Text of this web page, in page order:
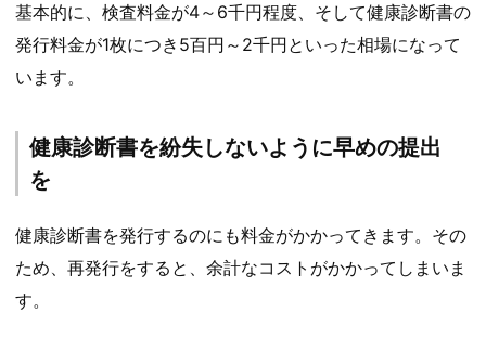
基本的に、検査料金が4～6千円程度、そして健康診断書の
発行料金が1枚につき5百円～2千円といった相場になって
います。
健康診断書を紛失しないように早めの提出
を
健康診断書を発行するのにも料金がかかってきます。その
ため、再発行をすると、余計なコストがかかってしまいま
す。